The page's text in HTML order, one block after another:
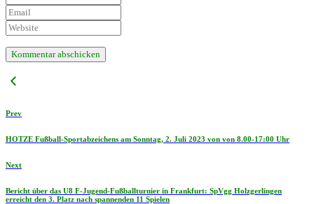
Prev
HOTZE Fußball-Sportabzeichens am Sonntag, 2. Juli 2023 von von 8.00-17:00 Uhr
Next
Bericht über das U8 F-Jugend-Fußballturnier in Frankfurt: SpVgg Holzgerlingen
erreicht den 3. Platz nach spannenden 11 Spielen